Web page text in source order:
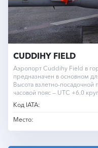
CUDDIHY FIELD
Аэропорт Cuddihy Field в
предназначен в основном
Высота взлетно-
часовой пояс — UTC +6.0
Код IATA:
Место: